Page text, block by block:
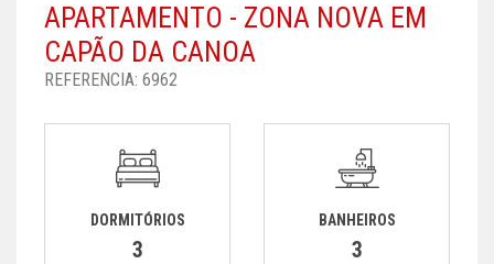
APARTAMENTO - ZONA NOVA EM
CAPÃO DA CANOA
REFERENCIA: 6962
DORMITÓRIOS
3
BANHEIROS
3